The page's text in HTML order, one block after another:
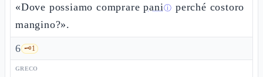
«Dove possiamo comprarepaniⓘ perché costoro
mangino?».
6 🗝️1
GRECO